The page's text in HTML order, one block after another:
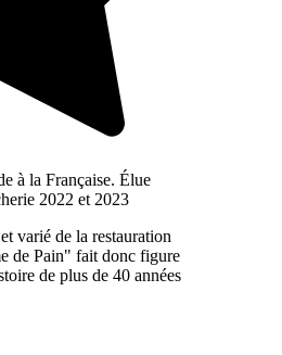
à la Française. Élue
2022 et 2023
varié de la restauration
de Pain" fait donc figure
de plus de 40 années